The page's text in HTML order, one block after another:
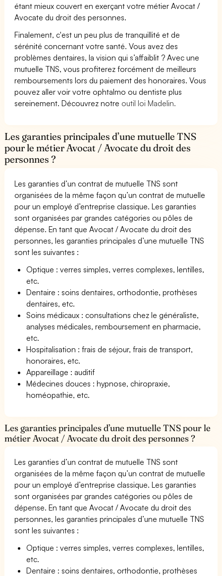
étant mieux couvert en exerçant votre métier Avocat /
Avocate du droit des personnes.
Finalement, c'est un peu plus de tranquillité et de
sérénité concernant votre santé. Vous avez des
problèmes dentaires, la vision qui s’affaiblit ? Avec une
mutuelle TNS, vous profiterez forcément de meilleurs
remboursements lors du paiement des honoraires. Vous
pouvez aller voir votre ophtalmo ou dentiste plus
sereinement. Découvrez notre outil loi Madelin.
Les garanties principales d’une mutuelle TNS
pour le métier Avocat / Avocate du droit des
personnes ?
Les garanties d’un contrat de mutuelle TNS sont
organisées de la même façon qu’un contrat de mutuelle
pour un employé d’entreprise classique. Les garanties
sont organisées par grandes catégories ou pôles de
dépense. En tant que Avocat / Avocate du droit des
personnes, les garanties principales d’une mutuelle TNS
sont les suivantes :
Optique : verres simples, verres complexes, lentilles,
etc.
Dentaire : soins dentaires, orthodontie, prothèses
dentaires, etc.
Soins médicaux : consultations chez le généraliste,
analyses médicales, remboursement en pharmacie,
etc.
Hospitalisation : frais de séjour, frais de transport,
honoraires, etc.
Appareillage : auditif
Médecines douces : hypnose, chiropraxie,
homéopathie, etc.
Les garanties principales d’une mutuelle TNS pour le
métier Avocat / Avocate du droit des personnes ?
Les garanties d’un contrat de mutuelle TNS sont
organisées de la même façon qu’un contrat de mutuelle
pour un employé d’entreprise classique. Les garanties
sont organisées par grandes catégories ou pôles de
dépense. En tant que Avocat / Avocate du droit des
personnes, les garanties principales d’une mutuelle TNS
sont les suivantes :
Optique : verres simples, verres complexes, lentilles,
etc.
Dentaire : soins dentaires, orthodontie, prothèses